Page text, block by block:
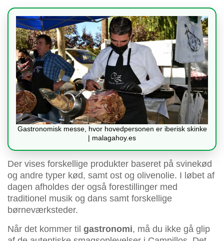
Gastronomisk messe, hvor hovedpersonen er iberisk skinke
| malagahoy.es
Der vises forskellige produkter baseret på svinekød
og andre typer kød, samt ost og olivenolie. I løbet af
dagen afholdes der også forestillinger med
traditionel musik og dans samt forskellige
børneværksteder.
Når det kommer til gastronomi, må du ikke gå glip